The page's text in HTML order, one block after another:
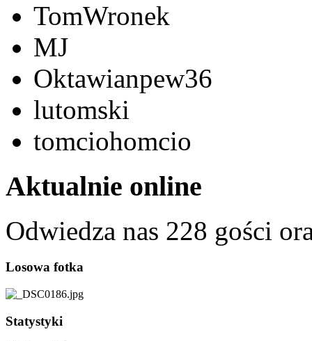
TomWronek
MJ
Oktawianpew36
lutomski
tomciohomcio
Aktualnie online
Odwiedza nas 228 gości
Losowa fotka
Statystyki